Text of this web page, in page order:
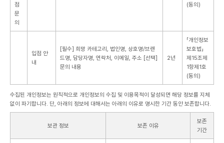
점
문
의
(동의)
입점 안
내
[필수] 희망 카테고리, 법인명, 상호명/브랜
드명, 담당자명, 연락처, 이메일, 주소 [선택]
문의 내용
2년
「개인정보
보호법」
제15조제
1항제1호
(동의)
수집된 개인정보는 원칙적으로 개인정보의 수집 및 이용목적이 달성되면 해당 정보를 지체
없이 파기합니다. 단, 아래의 정보에 대해서는 아래의 이유로 명시한 기간 동안 보존합니다.
보관 정보 보존 이유
보존
기간